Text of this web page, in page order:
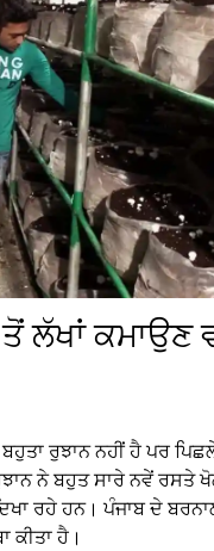
ਲੱਖਾਂ ਕਮਾਉਣ
ਰੁਝਾਨ ਨਹੀਂ ਹੈ ਪਰ
ਨੇ ਬਹੁਤ ਸਾਰੇ ਨਵੇਂ ਰਸਤੇ
ਰਹੇ ਹਨ। ਪੰਜਾਬ ਦੇ
ਕੀਤਾ ਹੈ।